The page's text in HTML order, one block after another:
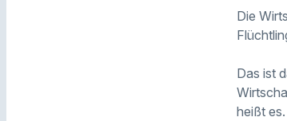
Die
Das ist
heißt